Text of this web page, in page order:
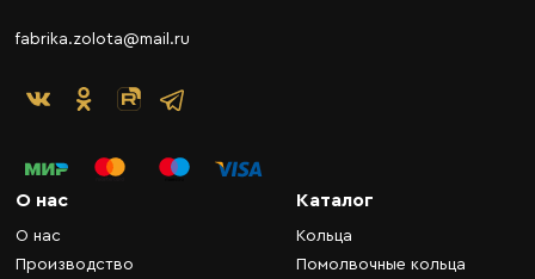
fabrika.zolota@mail.ru
О нас
О нас
Производство
Каталог
Кольца
Помолвочные кольца